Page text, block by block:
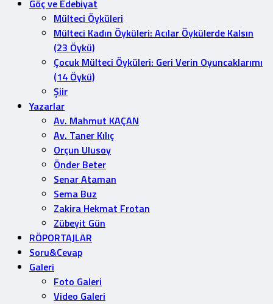
Göç ve Edebiyat
Mülteci Öyküleri
Mülteci Kadın Öyküleri: Acılar Öykülerde Kalsın
(23 Öykü)
Çocuk Mülteci Öyküleri: Geri Verin Oyuncaklarımı
(14 Öykü)
Şiir
Yazarlar
Av. Mahmut KAÇAN
Av. Taner Kılıç
Orçun Ulusoy
Önder Beter
Senar Ataman
Sema Buz
Zakira Hekmat Frotan
Zübeyit Gün
RÖPORTAJLAR
Soru&Cevap
Galeri
Foto Galeri
Video Galeri